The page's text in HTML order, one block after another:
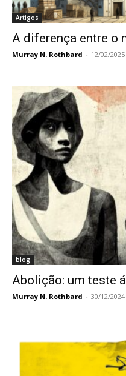
Artigos
A diferença entre o
Murray N. Rothbard - 12/02/2025
blog
Abolição: um teste
Murray N. Rothbard - 30/12/2024